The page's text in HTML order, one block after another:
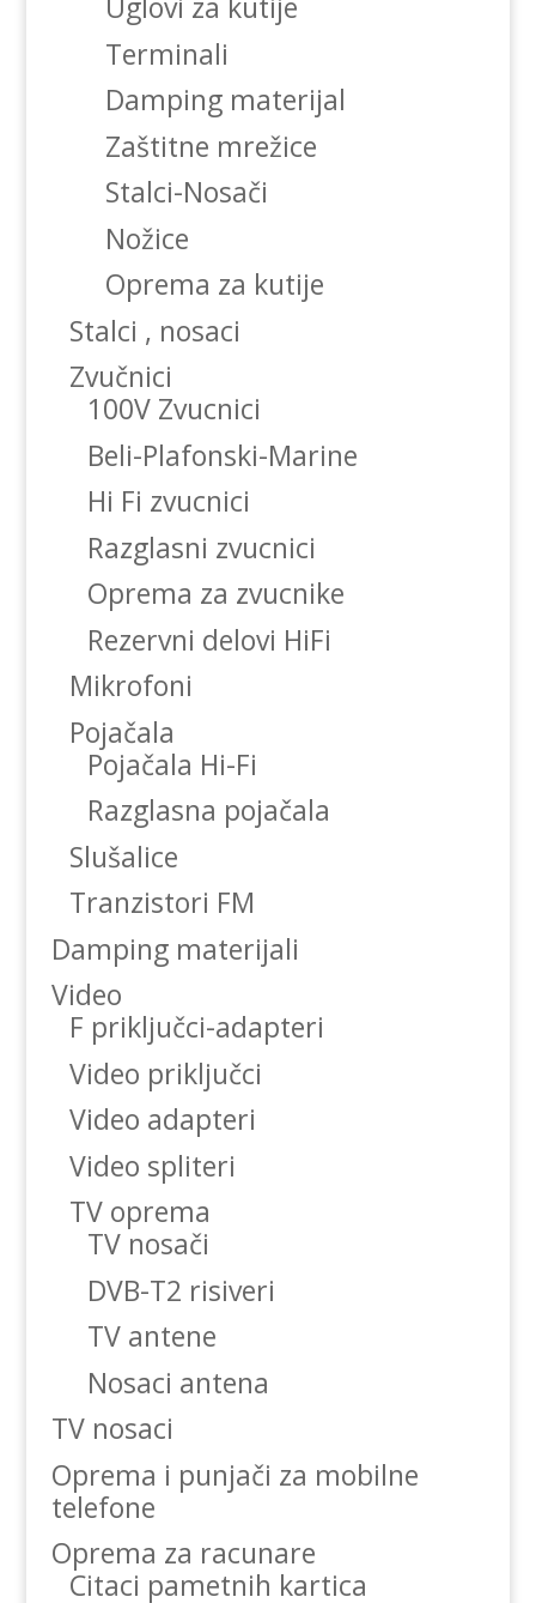
Terminali
Damping materijal
Zaštitne mrežice
Stalci-Nosači
Nožice
Oprema za kutije
Stalci , nosaci
Zvučnici
100V Zvucnici
Beli-Plafonski-Marine
Hi Fi zvucnici
Razglasni zvucnici
Oprema za zvucnike
Rezervni delovi HiFi
Mikrofoni
Pojačala
Pojačala Hi-Fi
Razglasna pojačala
Slušalice
Tranzistori FM
Damping materijali
Video
F priključci-adapteri
Video priključci
Video adapteri
Video spliteri
TV oprema
TV nosači
DVB-T2 risiveri
TV antene
Nosaci antena
TV nosaci
Oprema i punjači za mobilne
telefone
Oprema za racunare
Citaci pametnih kartica